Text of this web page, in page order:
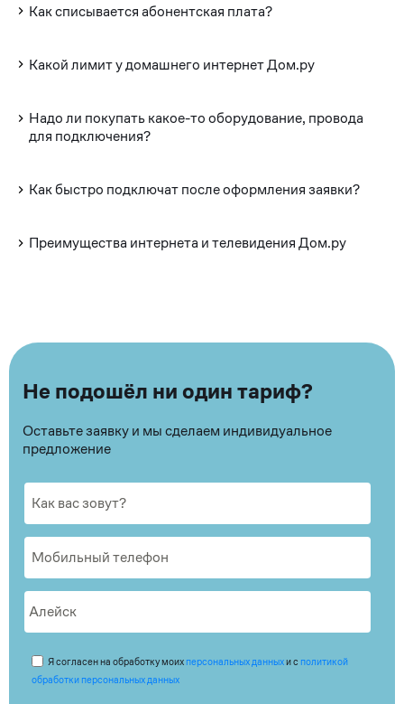
Как списывается абонентская плата?
Какой лимит у домашнего интернет Дом.ру
Надо ли покупать какое-то оборудование, провода
для подключения?
Как быстро подключат после оформления заявки?
Преимущества интернета и телевидения Дом.ру
Не подошёл ни один тариф?
Оставьте заявку и мы сделаем индивидуальное
предложение
Я согласен на обработку моих персональных данныхи с политикой
обработки персональных данных